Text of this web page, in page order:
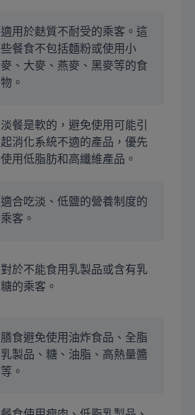
適用於麩質不耐受的乘客。這
些餐食不包括麵粉或使用小
麥、大麥、燕麥、黑麥等的食
物。
淡餐是軟的，避免使用可能引
起消化系統不適的產品，優先
使用低脂肪和高纖維產品。
適合吃淡、低鹽的營養制度的
乘客。
對於不能食用乳製品或含有乳
糖的乘客。
膳食避免使用油炸食品、全脂
乳製品、糖、油脂、高熱量醬
等。